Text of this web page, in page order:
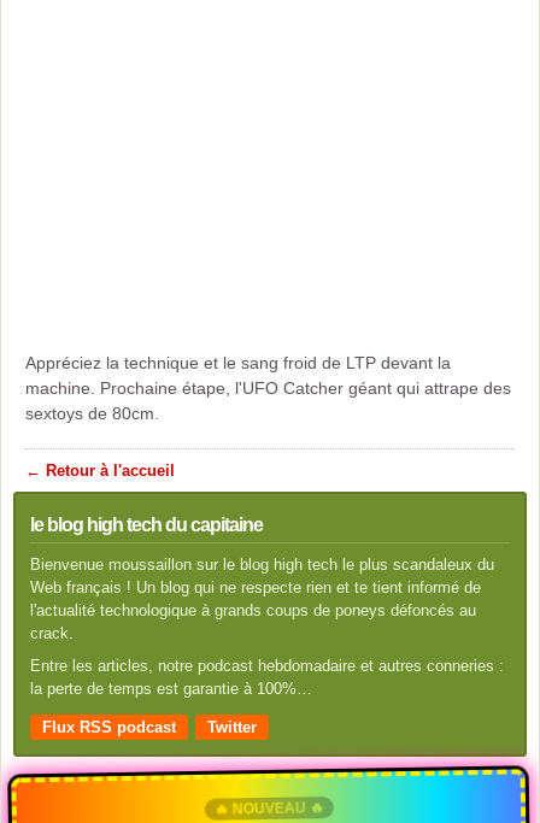
Appréciez la technique et le sang froid de LTP devant la
machine. Prochaine étape, l'UFO Catcher géant qui attrape des
sextoys de 80cm.
← Retour à l'accueil
le blog high tech du capitaine
Bienvenue moussaillon sur le blog high tech le plus scandaleux du
Web français ! Un blog qui ne respecte rien et te tient informé de
l'actualité technologique à grands coups de poneys défoncés au
crack.
Entre les articles, notre podcast hebdomadaire et autres conneries :
la perte de temps est garantie à 100%…
Flux RSS podcast Twitter
🔥 NOUVEAU 🔥